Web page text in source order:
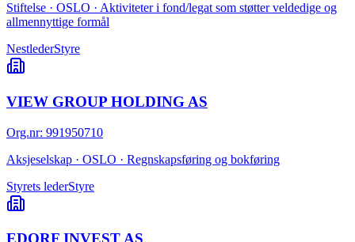
Stiftelse · OSLO · Aktiviteter i fond/legat som støtter veldedige og
allmennyttige formål
NestlederStyre
VIEW GROUP HOLDING AS
Org.nr: 991950710
Aksjeselskap · OSLO · Regnskapsføring og bokføring
Styrets lederStyre